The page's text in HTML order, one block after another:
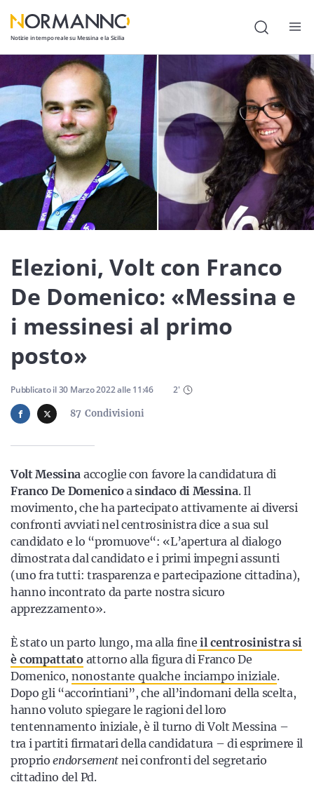
Notizie in tempo reale su Messina e la Sicilia
Attualità
Cronaca
Politica
Cultura
Lavoro
Società
Economia
Sport
Sicilia
Servizi
Resta sempre aggiornato con le ultime news, iscriviti alla
Iscriviti
Elezioni, Volt con Franco
De Domenico: «Messina e
i messinesi al primo
posto»
87 Condivisioni
Pubblicato il30 Marzo 2022alle11:46 2'
Volt Messina accoglie con favore la candidatura di
Franco De Domenicoasindaco di Messina. Il
movimento, che ha partecipato attivamente ai diversi
confronti avviati nel centrosinistra dice a sua sul
candidato e lo “promuove“: «L’apertura al dialogo
dimostrata dal candidato e i primi impegni assunti
(uno fra tutti: trasparenza e partecipazione cittadina),
hanno incontrato da parte nostra sicuro
apprezzamento».
È stato un parto lungo, ma alla fine il centrosinistra si
è compattato attorno alla figura di Franco De
Domenico, nonostante qualche inciampo iniziale.
Dopo gli “accorintiani”, che all’indomani della scelta,
hanno voluto spiegare le ragioni del loro
tentennamento iniziale, è il turno di Volt Messina –
tra i partiti firmatari della candidatura – di esprimere il
proprioendorsementnei confronti del segretario
cittadino del Pd.